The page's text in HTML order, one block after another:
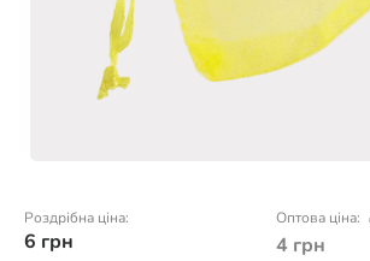
Роздрібна ціна:
6 грн
Оптова ціна:
4 грн